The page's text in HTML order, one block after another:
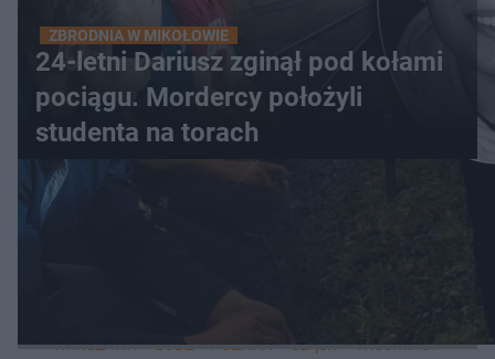
ZBRODNIA W MIKOŁOWIE
24-letni Dariusz zginął pod kołami
pociągu. Mordercy położyli
studenta na torach
WARSZAWA ŁÓDŹ POZNAŃ ŚLĄSK TRÓJMIASTO